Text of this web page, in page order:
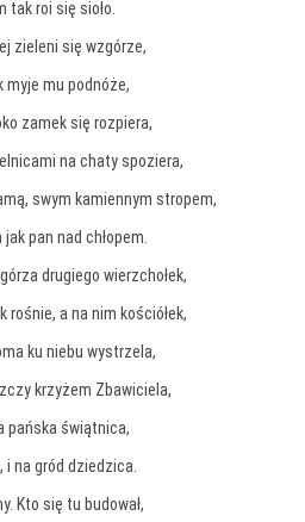
tak roi się sioło.
zieleni się wzgórze,
myje mu podnóże,
zamek się rozpiera,
na chaty spoziera,
swym kamiennym stropem,
pan nad chłopem.
drugiego wierzchołek,
rośnie, a na nim kościółek,
ku niebu wystrzela,
krzyżem Zbawiciela,
pańska świątnica,
i na gród dziedzica.
Kto się tu budował,